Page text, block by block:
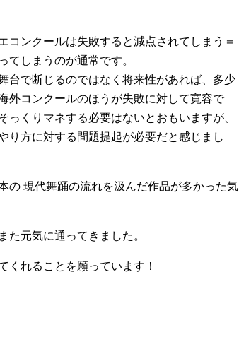
コンクールは失敗すると減点されてしまう＝
てしまうのが通常です。
台で断じるのではなく将来性があれば、多少
外コンクールのほうが失敗に対して寛容で
くりマネする必要はないとおもいますが、
り方に対する問題提起が必要だと感じまし
の 現代舞踊の流れを汲んだ作品が多かった気
た元気に通ってきました。
くれることを願っています！